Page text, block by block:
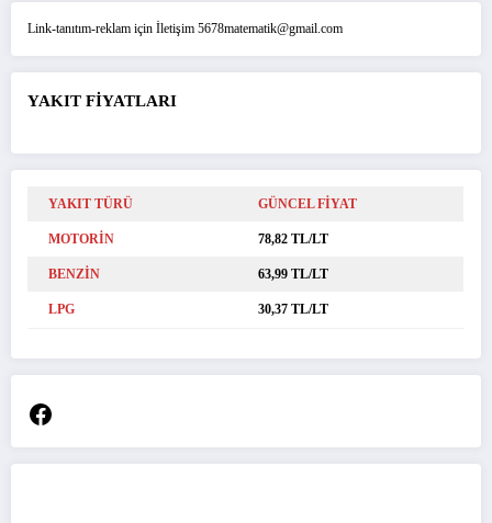
Link-tanıtım-reklam için İletişim 5678matematik@gmail.com
YAKIT FİYATLARI
YAKIT TÜRÜ GÜNCEL FİYAT
MOTORİN 78,82 TL/LT
BENZİN 63,99 TL/LT
LPG 30,37 TL/LT
Facebook